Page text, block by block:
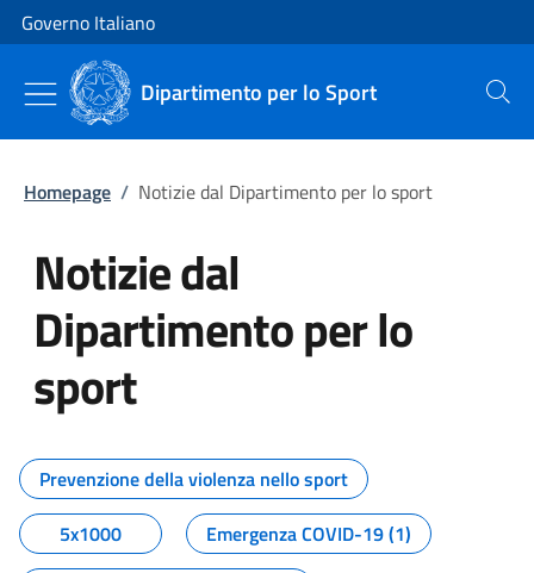
Vai al contenuto
Vai alla navigazione del sito
Governo Italiano
Dipartimento per lo Sport Cerca
Homepage / Notizie dal Dipartimento per lo sport
Notizie dal
Dipartimento per lo
sport
Tutti i contenuti della pagina
Prevenzione della violenza nello sport
5x1000
Emergenza COVID-19 (1)